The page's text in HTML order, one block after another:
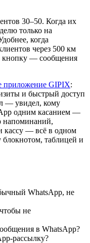
30–50. Когда их
только на
когда
через 500 км
кнопку — сообщения
приложение GIPIX:
и быстрый доступ
— увидел, кому
одним касанием —
напоминаний,
кассу — всё в одном
таблицей и
WhatsApp, не
не
в WhatsApp?
рассылку?